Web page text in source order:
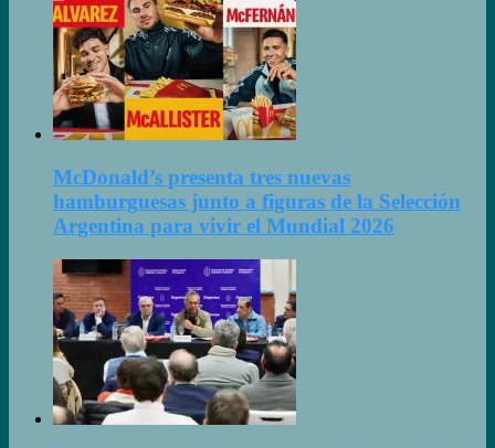
McDonald’s presenta tres nuevas
hamburguesas junto a figuras de la Selección
Argentina para vivir el Mundial 2026